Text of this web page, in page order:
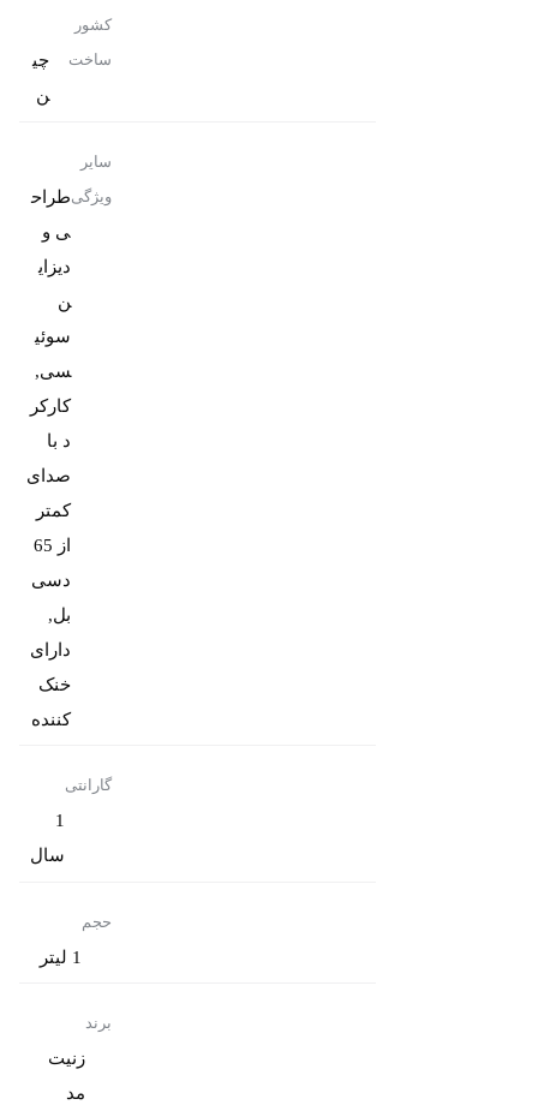
کشور
ساخت
چی
ن
سایر
ویژگیطراح
ی و
دیزای
ن
سوئی
سی,
کارکر
د با
صدای
کمتر
از 65
دسی
بل,
دارای
خنک
کننده
گارانتی
1
سال
حجم
1 لیتر
برند
زنیت
مد